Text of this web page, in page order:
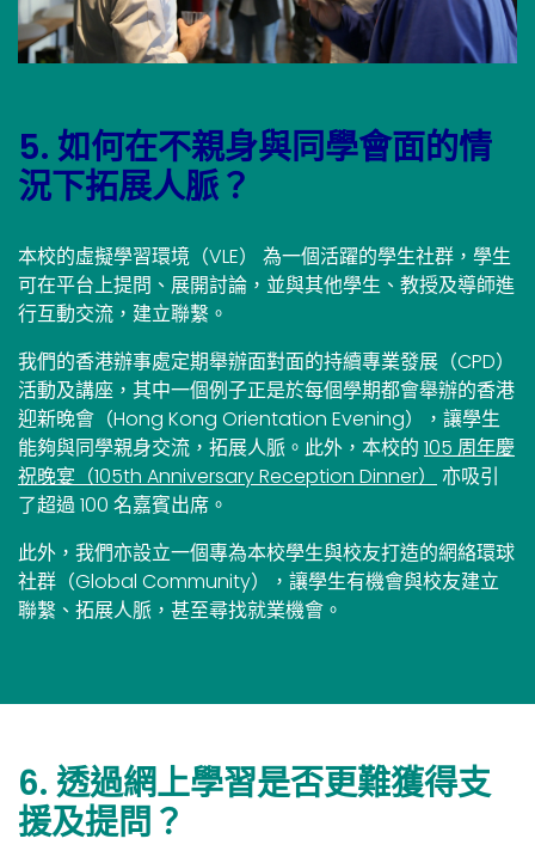
5. 如何在不親身與同學會面的情
況下拓展人脈？
本校的虛擬學習環境（VLE） 為一個活躍的學生社群，學生
可在平台上提問、展開討論，並與其他學生、教授及導師進
行互動交流，建立聯繫。
我們的香港辦事處定期舉辦面對面的持續專業發展（CPD）
活動及講座，其中一個例子正是於每個學期都會舉辦的香港
迎新晚會（Hong Kong Orientation Evening），讓學生
能夠與同學親身交流，拓展人脈。此外，本校的 105 周年慶
祝晚宴（105th Anniversary Reception Dinner）
亦吸引
了超過 100 名嘉賓出席。
此外，我們亦設立一個專為本校學生與校友打造的網絡環球
社群（Global Community），讓學生有機會與校友建立
聯繫、拓展人脈，甚至尋找就業機會。
6. 透過網上學習是否更難獲得支
援及提問？